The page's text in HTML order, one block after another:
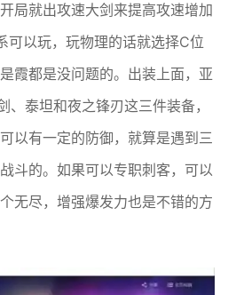
局就出攻速大剑来提高攻速增加
可以玩，玩物理的话就选择C位
霞都是没问题的。出装上面，亚
、泰坦和夜之锋刃这三件装备，
以有一定的防御，就算是遇到三
斗的。如果可以专职刺客，可以
无尽，增强爆发力也是不错的方